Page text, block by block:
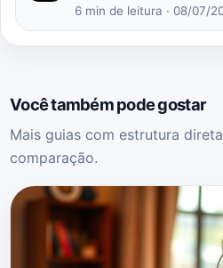
6 min de leitura · 08/07/
Você também pode gostar
Mais guias com estrutura
comparação.